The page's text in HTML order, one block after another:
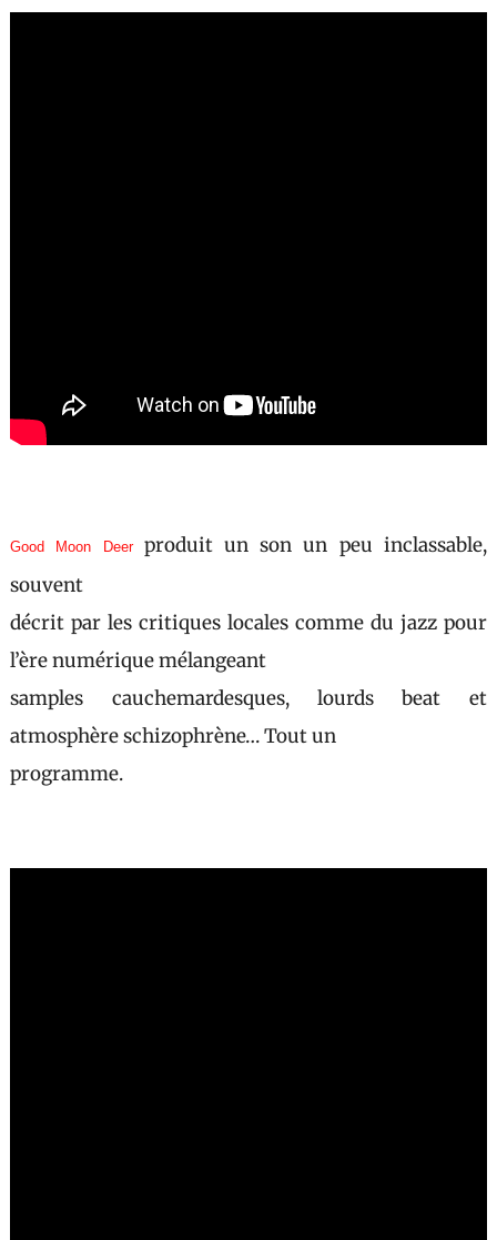
Good Moon Deer
produit un son un peu inclassable,
souvent
décrit par les critiques locales comme du jazz pour
l’ère numérique mélangeant
samples cauchemardesques, lourds beat et
atmosphère schizophrène… Tout un
programme.